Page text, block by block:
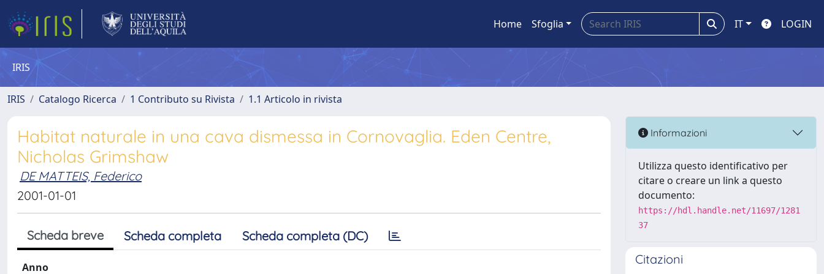
Home Sfoglia IT LOGIN
IRIS
IRIS Catalogo Ricerca 1 Contributo su Rivista 1.1 Articolo in rivista
Habitat naturale in una cava dismessa in Cornovaglia. Eden Centre,
Nicholas Grimshaw
DE MATTEIS, Federico
2001-01-01
Scheda breve Scheda completa Scheda completa (DC)
Anno
Informazioni
Utilizza questo identificativo per
citare o creare un link a questo
documento:
https://hdl.handle.net/11697/1281
37
Citazioni